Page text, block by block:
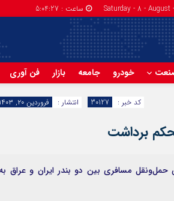
ساعت : 5:04:28
خودرو جامعه بازار فن آوری
انتشار : فروردین ۲۰, ۱۴۰۳ - ۰۹:۱۰ کد خبر : 30127
برداشت
مسافری بین دو بندر ایران و عراق